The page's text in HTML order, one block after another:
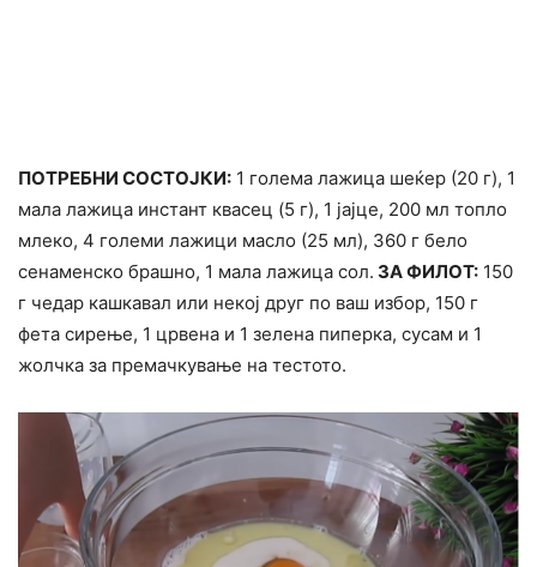
ПОТРЕБНИ СОСТОЈКИ: 1 голема лажица шеќер (20 г), 1
мала лажица инстант квасец (5 г), 1 јајце, 200 мл топло
млеко, 4 големи лажици масло (25 мл), 360 г бело
сенаменско брашно, 1 мала лажица сол. ЗА ФИЛОТ: 150
г чедар кашкавал или некој друг по ваш избор, 150 г
фета сирење, 1 црвена и 1 зелена пиперка, сусам и 1
жолчка за премачкување на тестото.